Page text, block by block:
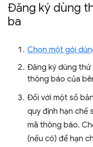
Đăng ký dùng
ba
Chọn một gói
Đăng ký dùng thử
thông báo của
Đối với một số
quy định hạn chế
mã thông báo.
(nếu có) để hạn